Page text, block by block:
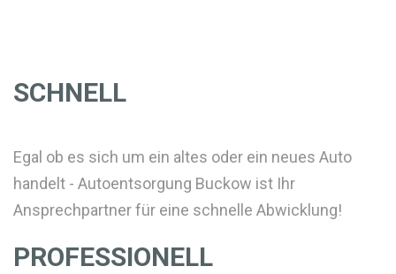
SCHNELL
Egal ob es sich um ein altes oder ein neues Auto
handelt - Autoentsorgung Buckow ist Ihr
Ansprechpartner für eine schnelle Abwicklung!
PROFESSIONELL